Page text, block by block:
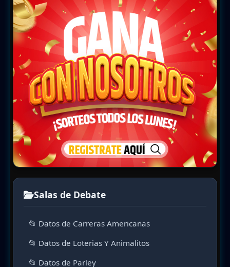
Salas de Debate
📂 Datos de Carreras Americanas
📂 Datos de Loterias Y Animalitos
📂 Datos de Parley